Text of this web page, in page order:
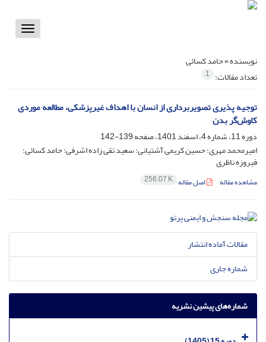
Toggle
نویسنده =حامد کسائی
تعداد مقالات: 1
توجیه پذیری تصویربرداری از انسان با اهداف غیرپزشکی، مطالعه موردی
کاوش‌گر بدن
دوره 11، شماره 4، اسفند 1401، صفحه
139-142
امیرمحمد مهری؛ حسین کریمی آشتیانی؛ سعید تقی زاده اشرفی؛ حامد کسائی؛
فیروزه ناظری
مشاهده مقاله اصل مقاله 256.07 K
مقالات آماده انتشار
شماره جاری
شماره‌های پیشین نشریه